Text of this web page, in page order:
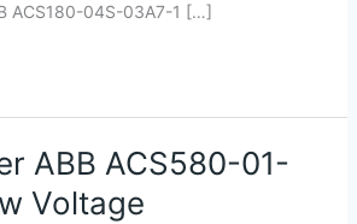
ACS180-04S-03A7-1 […]
ABB ACS580-01-
Voltage